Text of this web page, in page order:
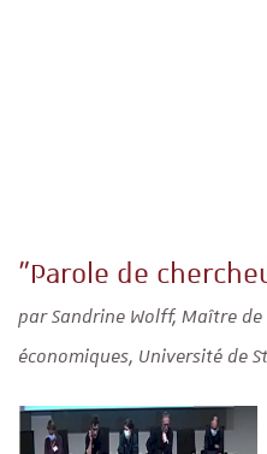
"Parole de
par Sandrine Wolff, Maître de
économiques, Université de